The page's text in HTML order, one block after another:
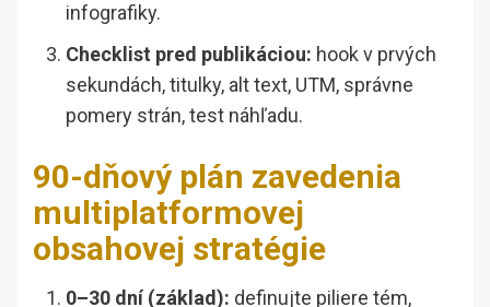
infografiky.
Checklist pred publikáciou: hook v prvých
sekundách, titulky, alt text, UTM, správne
pomery strán, test náhľadu.
90-dňový plán zavedenia
multiplatformovej
obsahovej stratégie
0–30 dní (základ): definujte piliere tém,